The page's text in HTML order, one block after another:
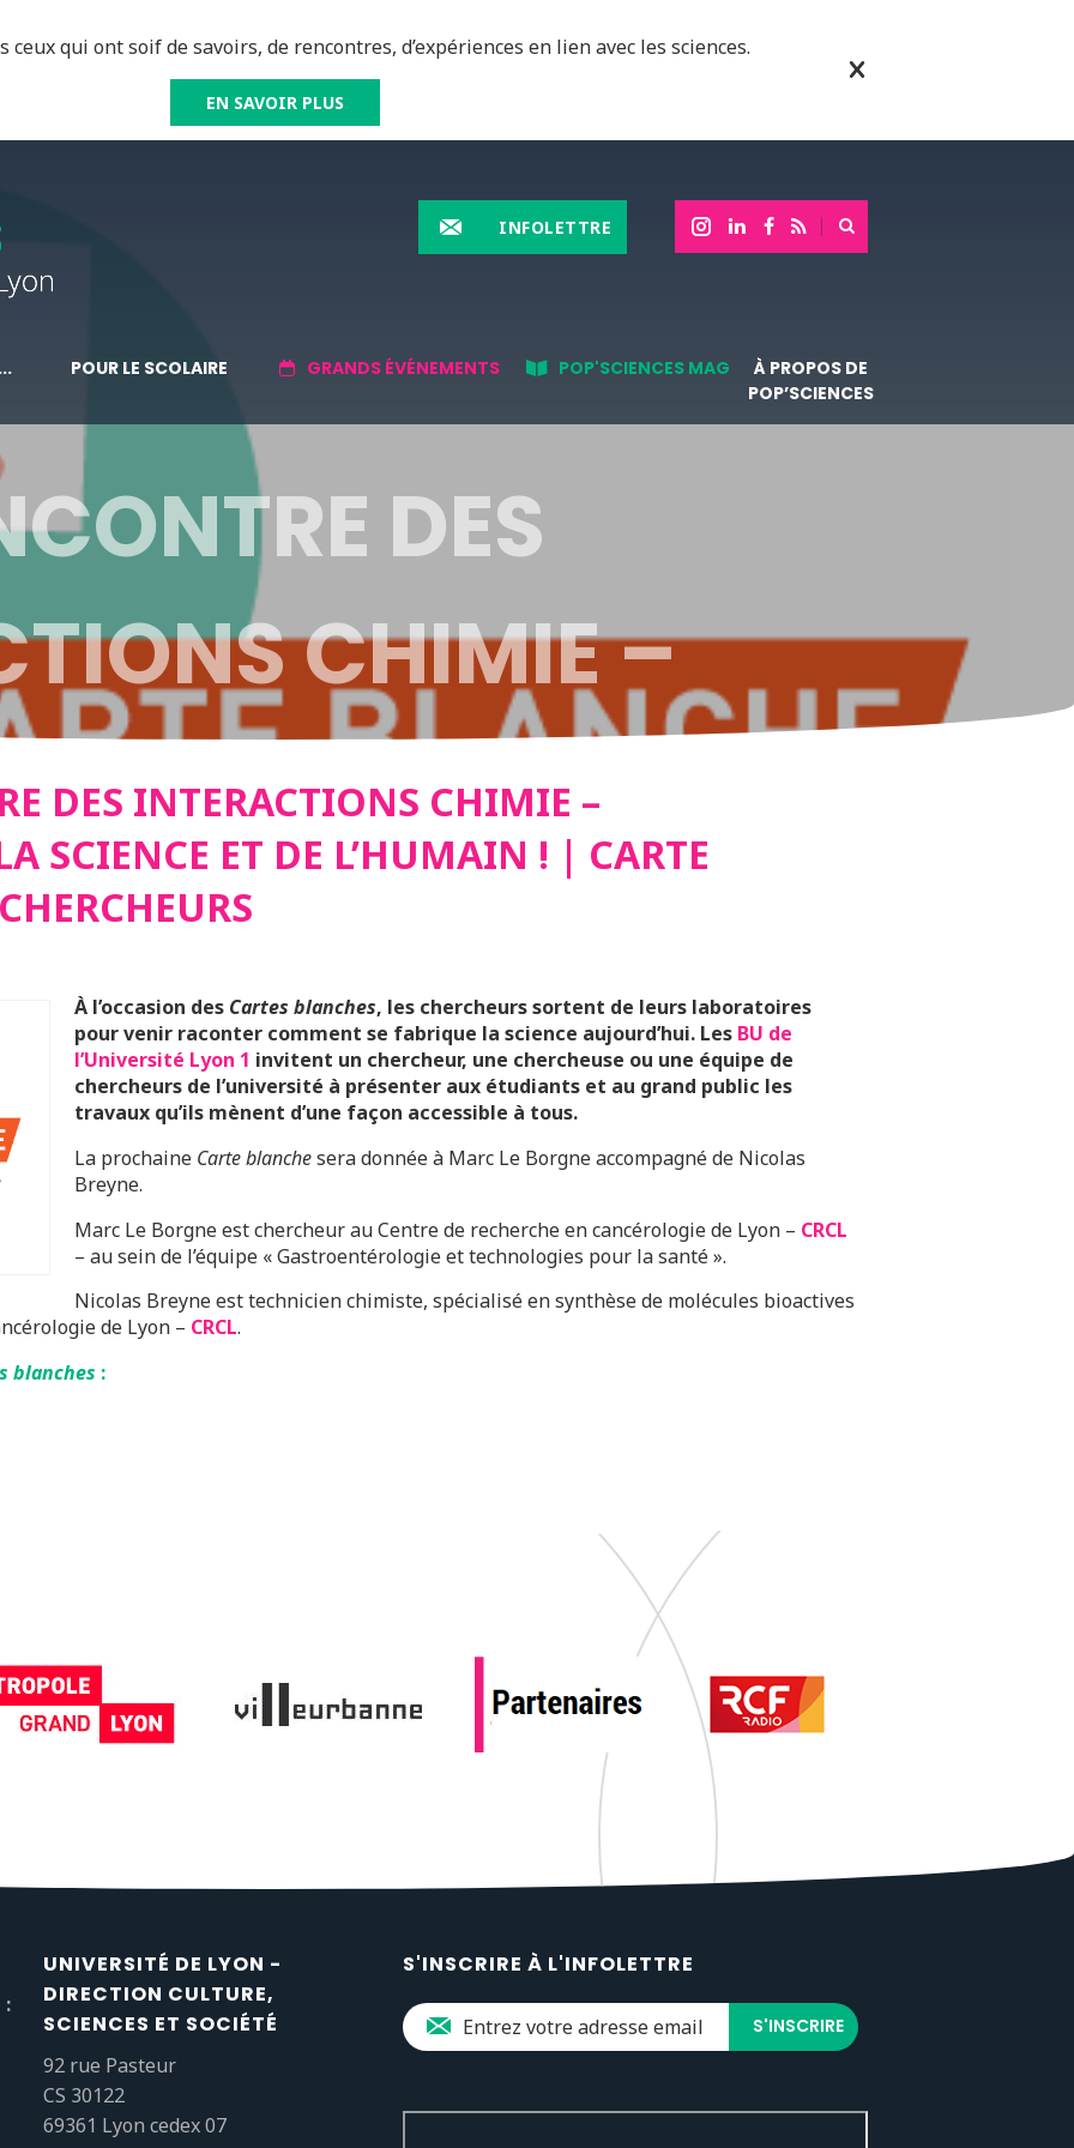
ceux qui ont soif de savoirs, de rencontres, d’expériences en lien avec les sciences.
EN SAVOIR PLUS
INFOLETTRE
POUR LE SCOLAIRE GRANDS ÉVÉNEMENTS POP'SCIENCES MAG
À PROPOS DE
POP’SCIENCES
DES
CHIMIE –
: DE LA SCIENCE ET
! | CARTE
AUX CHERCHEURS
DES INTERACTIONS CHIMIE –
SCIENCE ET DE L’HUMAIN ! | CARTE
À l’occasion des Cartes blanches, les chercheurs sortent de leurs laboratoires
pour venir raconter comment se fabrique la science aujourd’hui. Les BU de
l’Université Lyon 1 invitent un chercheur, une chercheuse ou une équipe de
chercheurs de l’université à présenter aux étudiants et au grand public les
travaux qu’ils mènent d’une façon accessible à tous.
La prochaine Carte blanchesera donnée à Marc Le Borgne accompagné de Nicolas
Breyne.
Marc Le Borgne est chercheur au Centre de recherche en cancérologie de Lyon – CRCL
– au sein de l’équipe « Gastroentérologie et technologies pour la santé ».
Nicolas Breyne est technicien chimiste, spécialisé en synthèse de molécules bioactives
de Lyon – CRCL.
blanches :
:
UNIVERSITÉ DE LYON -
DIRECTION CULTURE,
SCIENCES ET SOCIÉTÉ
92 rue Pasteur
CS 30122
69361 Lyon cedex 07
S'INSCRIRE À L'INFOLETTRE